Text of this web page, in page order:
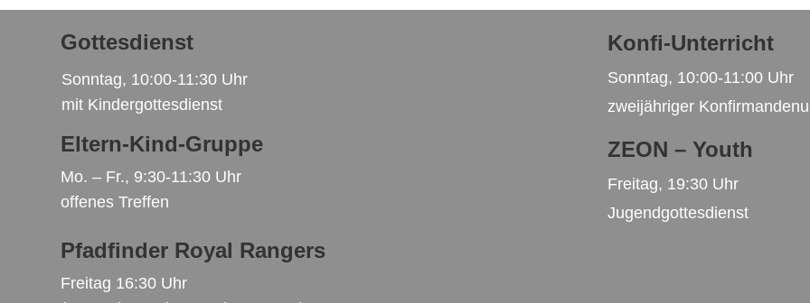
Gottesdienst
Sonntag, 10:00-11:30 Uhr
mit Kindergottesdienst
Eltern-Kind-Gruppe
Mo. – Fr., 9:30-11:30 Uhr
offenes Treffen
Pfadfinder Royal Rangers
Freitag 16:30 Uhr
Konfi-Unterricht
Sonntag, 10:00-11:00 Uhr
zweijähriger
ZEON – Youth
Freitag, 19:30 Uhr
Jugendgottesdienst